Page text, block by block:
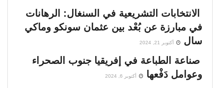
الانتخابات التشريعية في السنغال: الرهانات
في مبارزة عن بُعْد بين عثمان سونكو وماكي
سال
أكتوبر 21, 2024
صناعة الطباعة في إفريقيا جنوب الصحراء
وعوامل دَفْعها
أكتوبر 6, 2024